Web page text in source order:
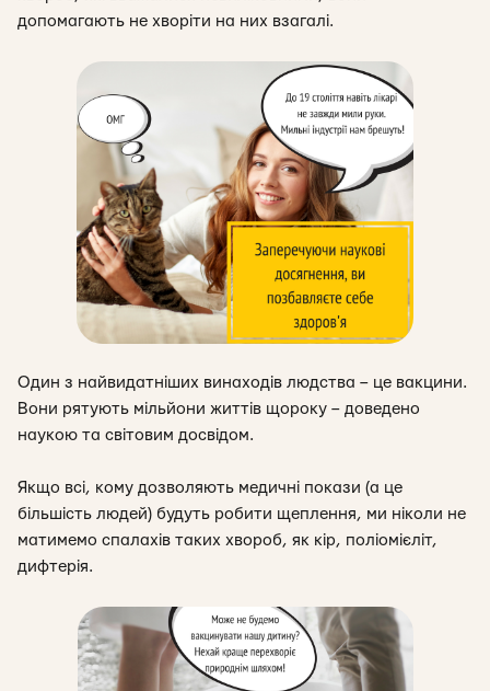
допомагають не хворіти на них взагалі.
Один з найвидатніших винаходів людства – це вакцини.
Вони рятують мільйони життів щороку – доведено
наукою та світовим досвідом.
Якщо всі, кому дозволяють медичні покази (а це
більшість людей) будуть робити щеплення, ми ніколи не
матимемо спалахів таких хвороб, як кір, поліомієліт,
дифтерія.